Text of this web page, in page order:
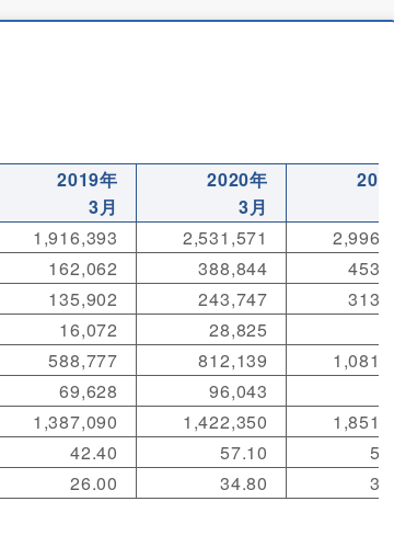
2019年
3月
2020年
3月
1,916,393 2,531,571
162,062 388,844
135,902 243,747
16,072 28,825
588,777 812,139
69,628 96,043
1,387,090 1,422,350
42.40 57.10
26.00 34.80